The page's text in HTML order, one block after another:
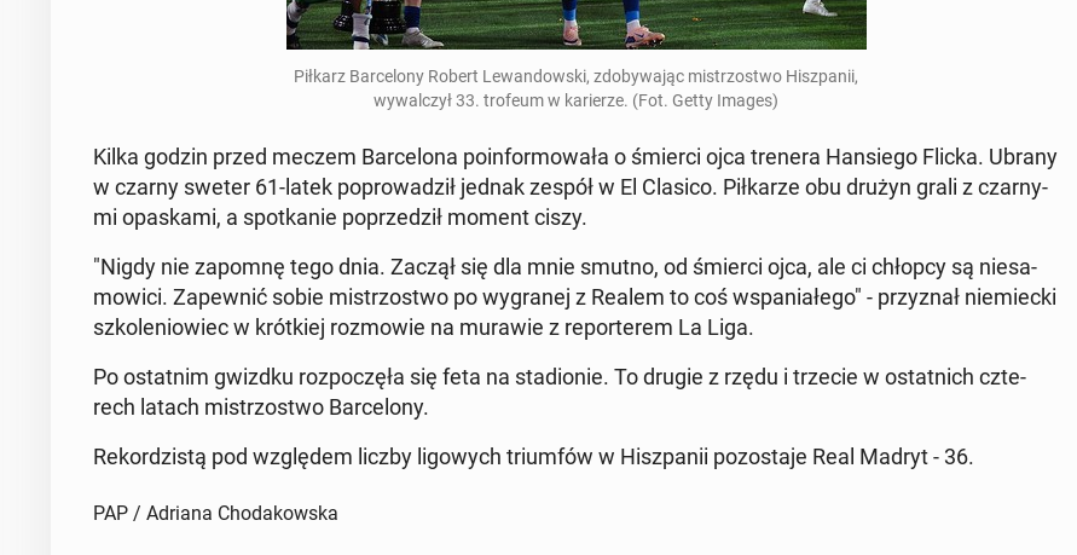
Piłkarz Bar­ce­lo­ny Robert Le­wan­dow­ski, zdo­by­wa­jąc mi­strzo­stwo Hisz­pa­nii,
wy­wal­czył 33. trofeum w ka­rie­rze. (Fot. Getty Images)
Kilka godzin przed meczem Bar­ce­lo­na po­in­for­mo­wa­ła o śmierci ojca trenera Han­sie­go Flicka. Ubrany
w czarny sweter 61-latek po­pro­wa­dził jednak zespół w El Clasico. Pił­ka­rze obu drużyn grali z czar­ny­
mi opa­ska­mi, a spo­tka­nie po­prze­dził moment ciszy.
"Nigdy nie zapomnę tego dnia. Zaczął się dla mnie smutno, od śmierci ojca, ale ci chłopcy są nie­sa­
mo­wi­ci. Za­pew­nić sobie mi­strzo­stwo po wy­gra­nej z Realem to coś wspa­nia­łe­go" - przy­znał nie­miec­ki
szko­le­nio­wiec w krót­kiej roz­mo­wie na murawie z re­por­te­rem La Liga.
Po ostat­nim gwizdku roz­po­czę­ła się feta na sta­dio­nie. To drugie z rzędu i trzecie w ostat­nich czte­
rech latach mi­strzo­stwo Bar­ce­lo­ny.
Re­kor­dzi­stą pod wzglę­dem liczby li­go­wych trium­fów w Hisz­pa­nii po­zo­sta­je Real Madryt - 36.
PAP / Adriana Chodakowska